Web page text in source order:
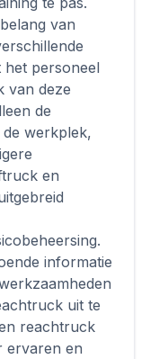
van
het personeel
van deze
de
werkplek,
en
informatie
uit te
reachtruck
ervaren en